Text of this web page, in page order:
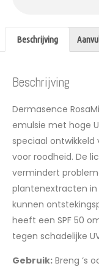
Beschrijving
Beschrijving
Dermasence
emulsie met hoge
speciaal ontwikkeld
voor roodheid. De
vermindert
plantenextracten
kunnen
heeft een SPF 50
tegen schadelijke
Gebruik: Breng ‘s